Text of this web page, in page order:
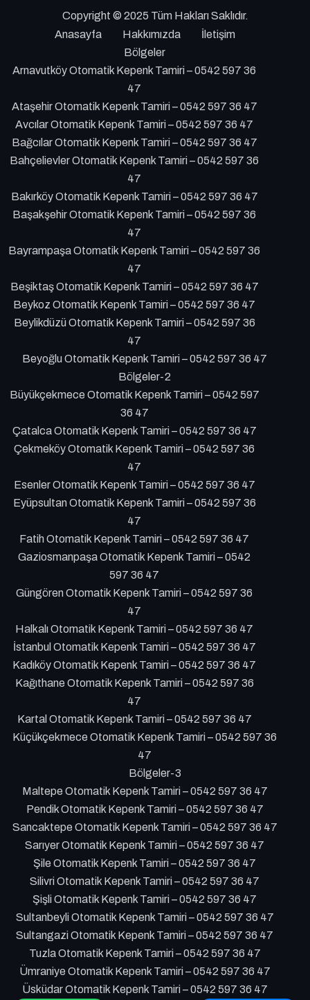
Copyright © 2025 Tüm Hakları Saklıdır.
Anasayfa
Hakkımızda
İletişim
Bölgeler
Arnavutköy Otomatik Kepenk Tamiri – 0542 597 36
47
Ataşehir Otomatik Kepenk Tamiri – 0542 597 36 47
Avcılar Otomatik Kepenk Tamiri – 0542 597 36 47
Bağcılar Otomatik Kepenk Tamiri – 0542 597 36 47
Bahçelievler Otomatik Kepenk Tamiri – 0542 597 36
47
Bakırköy Otomatik Kepenk Tamiri – 0542 597 36 47
Başakşehir Otomatik Kepenk Tamiri – 0542 597 36
47
Bayrampaşa Otomatik Kepenk Tamiri – 0542 597 36
47
Beşiktaş Otomatik Kepenk Tamiri – 0542 597 36 47
Beykoz Otomatik Kepenk Tamiri – 0542 597 36 47
Beylikdüzü Otomatik Kepenk Tamiri – 0542 597 36
47
Beyoğlu Otomatik Kepenk Tamiri – 0542 597 36 47
Bölgeler-2
Büyükçekmece Otomatik Kepenk Tamiri – 0542 597
36 47
Çatalca Otomatik Kepenk Tamiri – 0542 597 36 47
Çekmeköy Otomatik Kepenk Tamiri – 0542 597 36
47
Esenler Otomatik Kepenk Tamiri – 0542 597 36 47
Eyüpsultan Otomatik Kepenk Tamiri – 0542 597 36
47
Fatih Otomatik Kepenk Tamiri – 0542 597 36 47
Gaziosmanpaşa Otomatik Kepenk Tamiri – 0542
597 36 47
Güngören Otomatik Kepenk Tamiri – 0542 597 36
47
Halkalı Otomatik Kepenk Tamiri – 0542 597 36 47
İstanbul Otomatik Kepenk Tamiri – 0542 597 36 47
Kadıköy Otomatik Kepenk Tamiri – 0542 597 36 47
Kağıthane Otomatik Kepenk Tamiri – 0542 597 36
47
Kartal Otomatik Kepenk Tamiri – 0542 597 36 47
Küçükçekmece Otomatik Kepenk Tamiri – 0542 597 36
47
Bölgeler-3
Maltepe Otomatik Kepenk Tamiri – 0542 597 36 47
Pendik Otomatik Kepenk Tamiri – 0542 597 36 47
Sancaktepe Otomatik Kepenk Tamiri – 0542 597 36 47
Sarıyer Otomatik Kepenk Tamiri – 0542 597 36 47
Şile Otomatik Kepenk Tamiri – 0542 597 36 47
Silivri Otomatik Kepenk Tamiri – 0542 597 36 47
Şişli Otomatik Kepenk Tamiri – 0542 597 36 47
Sultanbeyli Otomatik Kepenk Tamiri – 0542 597 36 47
Sultangazi Otomatik Kepenk Tamiri – 0542 597 36 47
Tuzla Otomatik Kepenk Tamiri – 0542 597 36 47
Ümraniye Otomatik Kepenk Tamiri – 0542 597 36 47
Üsküdar Otomatik Kepenk Tamiri – 0542 597 36 47